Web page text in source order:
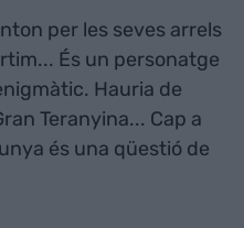
per les seves arrels
És un personatge
Hauria de
Teranyina... Cap a
és una qüestió de